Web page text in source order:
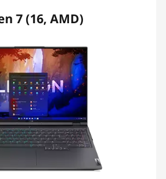
7 (16, AMD)